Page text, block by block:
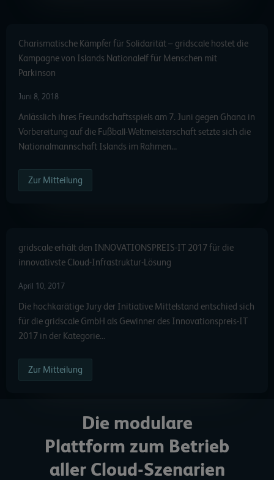
Charismatische Kämpfer für Solidarität – gridscale hostet die
Kampagne von Islands Nationalelf für Menschen mit
Parkinson
Juni 8, 2018
Anlässlich ihres Freundschaftsspiels am 7. Juni gegen Ghana in
Vorbereitung auf die Fußball-Weltmeisterschaft setzte sich die
Nationalmannschaft Islands im Rahmen…
Zur Mitteilung
gridscale erhält den INNOVATIONSPREIS-IT 2017 für die
innovativste Cloud-Infrastruktur-Lösung
April 10, 2017
Die hochkarätige Jury der Initiative Mittelstand entschied sich
für die gridscale GmbH als Gewinner des Innovationspreis-IT
2017 in der Kategorie…
Zur Mitteilung
Die modulare
Plattform zum Betrieb
aller Cloud-Szenarien